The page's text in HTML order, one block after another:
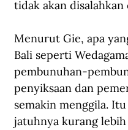
tidak akan
Menurut Gie, apa
Bali seperti
pembunuhan-
penyiksaan dan
semakin menggila.
jatuhnya kurang